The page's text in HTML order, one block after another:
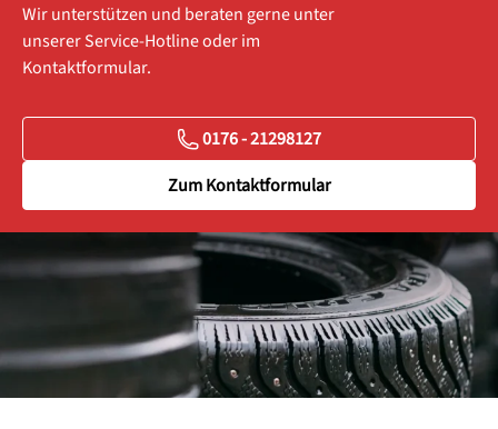
Wir unterstützen und beraten gerne unter
unserer Service-Hotline oder im
Kontaktformular.
0176 - 21298127
Zum Kontaktformular